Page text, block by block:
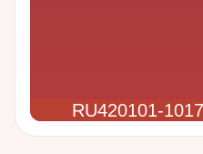
RU420101-